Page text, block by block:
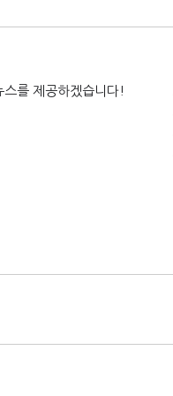
스를 제공하겠습니다!